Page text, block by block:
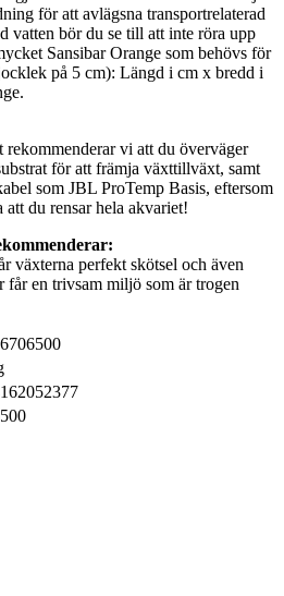
för att avlägsna transportrelaterad
vatten bör du se till att inte röra upp
Sansibar Orange som behövs för
på 5 cm): Längd i cm x bredd i
rekommenderar vi att du överväger
för att främja växttillväxt, samt
som JBL ProTemp Basis, eftersom
du rensar hela akvariet!
växterna perfekt skötsel och även
får en trivsam miljö som är trogen